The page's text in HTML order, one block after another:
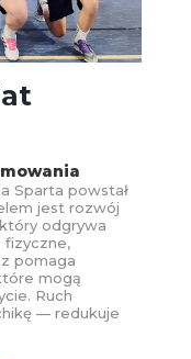
Sparta powstał
jest rozwój
odgrywa
fizyczne,
pomaga
mogą
Ruch
— redukuje